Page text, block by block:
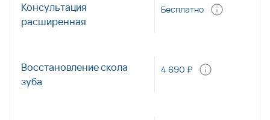
Консультация
расширенная
Бесплатно
Восстановление скола
зуба
4 690 ₽